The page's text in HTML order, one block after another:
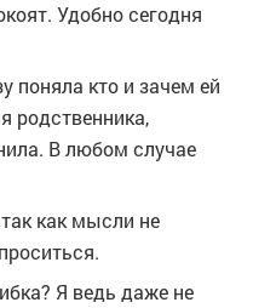
Удобно сегодня
поняла кто и зачем ей
родственника,
В любом случае
как мысли не
Я ведь даже не